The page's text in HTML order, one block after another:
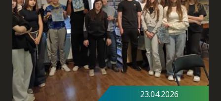
Postanak života
23.04.2026